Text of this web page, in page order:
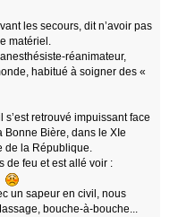
les secours, dit n’avoir pas
matériel.
réanimateur,
habitué à soigner des «
retrouvé impuissant face
Bonne Bière, dans le XIe
de la République.
de feu et est allé voir :
un sapeur en civil, nous
bouche-à-bouche...